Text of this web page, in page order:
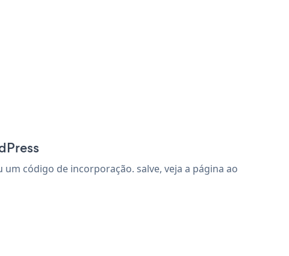
código de incorporação. salve, veja a página ao